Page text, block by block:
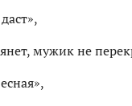
мужик не